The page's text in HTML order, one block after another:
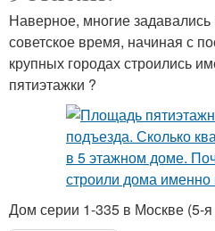
Наверное, многие
советское время, начиная с
крупных городах строились
пятиэтажки ?
Дом серии 1-335 в Москве (5-